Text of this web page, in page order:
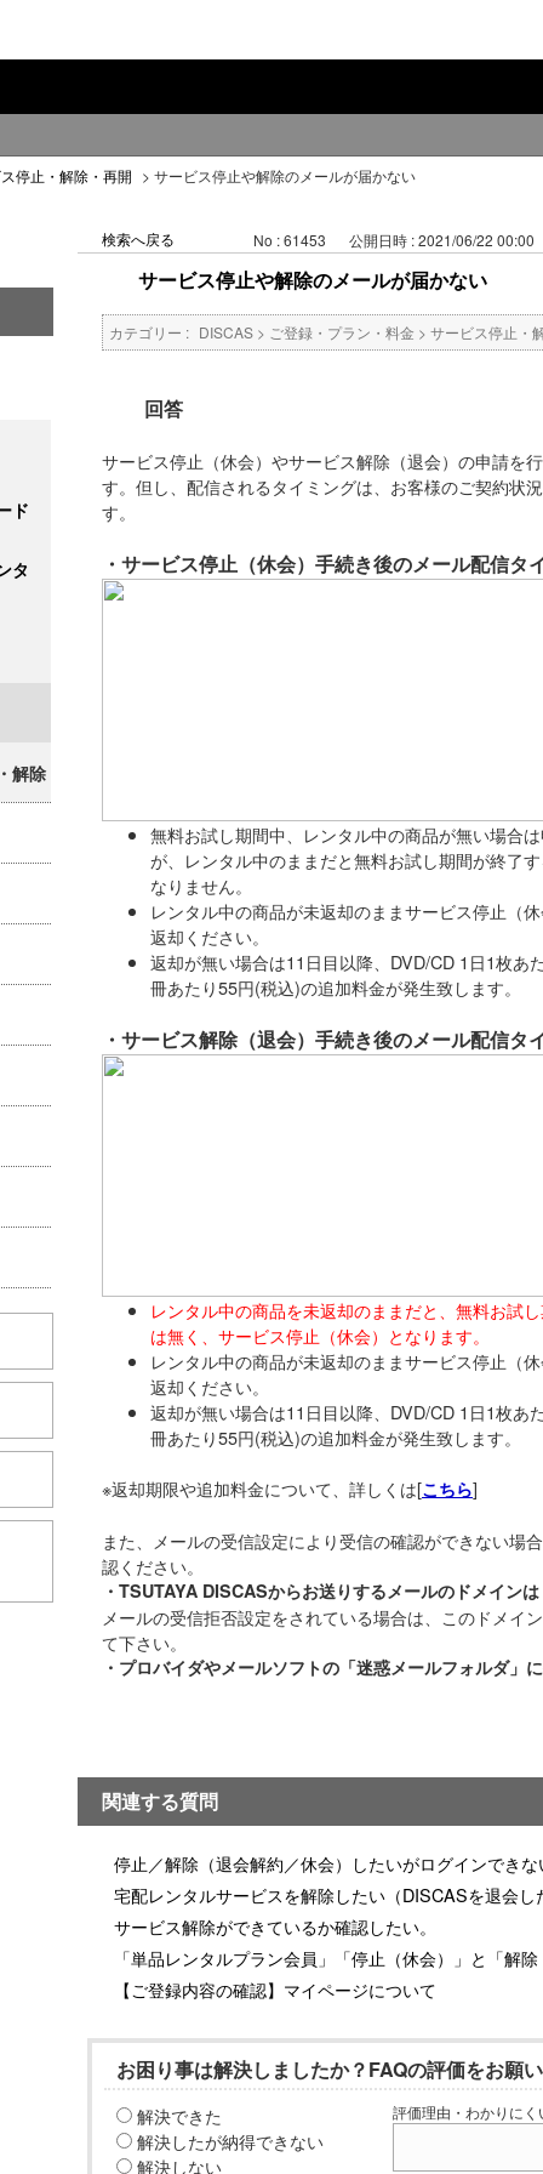
停止・解除・再開 > サービス停止や解除のメールが届かない
ド
タ
解除
検索へ戻る No : 61453 公開日時 : 2021/06/22 00:00
サービス停止や解除のメールが届かない
カテゴリー : DISCAS > ご登録・プラン・料金 > サービス停止・
回答
サービス停止（休会）やサービス解除（退会）の申請を
す。但し、配信されるタイミングは、お客様のご契約状
す。
・サービス停止（休会）手続き後のメール配信タ
無料お試し期間中、レンタル中の商品が無い場合
が、レンタル中のままだと無料お試し期間が終了
なりません。
レンタル中の商品が未返却のままサービス停止（
返却ください。
返却が無い場合は11日目以降、DVD/CD 1日1枚あ
冊あたり55円(税込)の追加料金が発生致します。
・サービス解除（退会）手続き後のメール配信タ
レンタル中の商品を未返却のままだと、無料お試
は無く、サービス停止（休会）となります。
レンタル中の商品が未返却のままサービス停止（
返却ください。
返却が無い場合は11日目以降、DVD/CD 1日1枚あ
冊あたり55円(税込)の追加料金が発生致します。
※返却期限や追加料金について、詳しくは[こちら]
また、メールの受信設定により受信の確認ができない場
認ください。
・TSUTAYA DISCASからお送りするメールのドメイン
メールの受信拒否設定をされている場合は、このドメイ
て下さい。
・プロバイダやメールソフトの「迷惑メールフォルダ」
関連する質問
停止／解除（退会解約／休会）したいがログインできな
宅配レンタルサービスを解除したい（DISCASを退会し
サービス解除ができているか確認したい。
「単品レンタルプラン会員」「停止（休会）」と「解
【ご登録内容の確認】マイページについて
お困り事は解決しましたか？FAQの評価をお願
解決できた
解決したが納得できない
解決しない
評価理由・わかりに